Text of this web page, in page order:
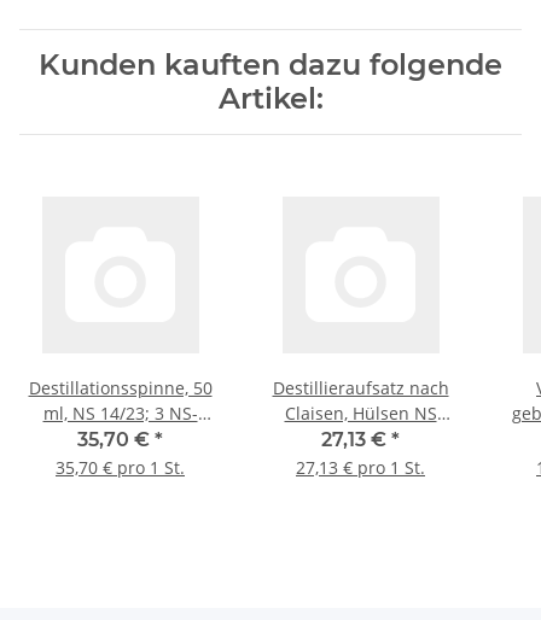
Kunden kauften dazu folgende
Artikel:
Destillationsspinne, 50
ml, NS 14/23; 3 NS-
Kerne, 1 Hülse
35,70 € *
35,70 € pro 1 St.
Destillieraufsatz nach
Claisen, Hülsen NS
14/23, Kerne NS 29/32
27,13 € *
27,13 € pro 1 St.